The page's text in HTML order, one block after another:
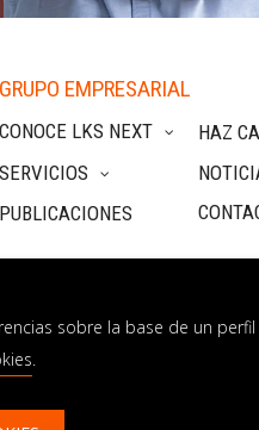
GRUPO EMPRESARIAL
CONOCE LKS NEXT
SERVICIOS
PUBLICACIONES
HAZ
información
sobre la base de un
.